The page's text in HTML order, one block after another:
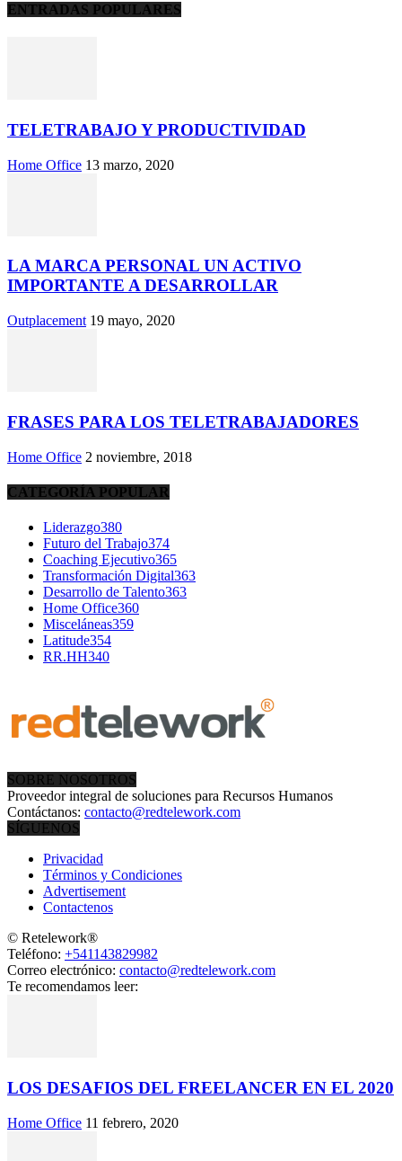
ENTRADAS POPULARES
TELETRABAJO Y PRODUCTIVIDAD
Home Office 13 marzo, 2020
LA MARCA PERSONAL UN ACTIVO
IMPORTANTE A DESARROLLAR
Outplacement 19 mayo, 2020
FRASES PARA LOS TELETRABAJADORES
Home Office 2 noviembre, 2018
CATEGORÍA POPULAR
Liderazgo380
Futuro del Trabajo374
Coaching Ejecutivo365
Transformación Digital363
Desarrollo de Talento363
Home Office360
Misceláneas359
Latitude354
RR.HH340
SOBRE NOSOTROS
Proveedor integral de soluciones para Recursos Humanos
Contáctanos: contacto@redtelework.com
SÍGUENOS
Privacidad
Términos y Condiciones
Advertisement
Contactenos
© Retelework®
Teléfono: +541143829982
Correo electrónico: contacto@redtelework.com
Te recomendamos leer:
LOS DESAFIOS DEL FREELANCER EN EL 2020
Home Office 11 febrero, 2020